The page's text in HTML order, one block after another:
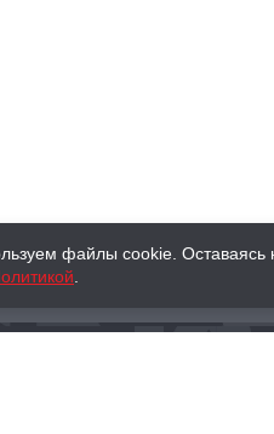
КНИГИ
файлы cookie. Оставаясь